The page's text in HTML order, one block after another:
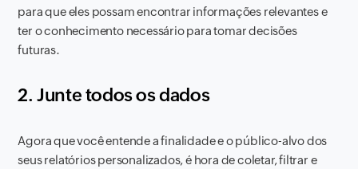
para que eles possam encontrar informações relevantes e
ter o conhecimento necessário para tomar decisões
futuras.
2. Junte todos os dados
Agora que você entende a finalidade e o público-alvo dos
seus relatórios personalizados, é hora de coletar, filtrar e